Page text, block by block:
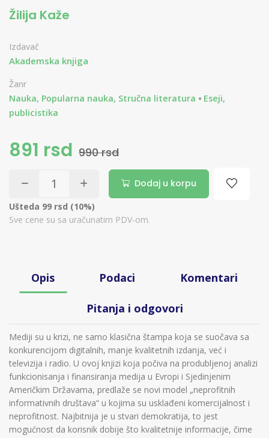
Žilija Kaže
Izdavač
Akademska knjiga
Žanr
Nauka, Popularna nauka, Stručna literatura
Eseji,
publicistika
891 rsd 990 rsd
Dodaj u korpu
Ušteda 99 rsd (10%)
Sve cene su sa uračunatim PDV-om.
Opis Podaci Komentari
Pitanja i odgovori
Mediji su u krizi, ne samo klasična štampa koja se suočava sa
konkurencijom digitalnih, manje kvalitetnih izdanja, već i
televizija i radio. U ovoj knjizi koja počiva na produbljenoj analizi
funkcionisanja i finansiranja medija u Evropi i Sjedinjenim
Američkim Državama, predlaže se novi model „neprofitnih
informativnih društava“ u kojima su usklađeni komercijalnost i
neprofitnost. Najbitnija je u stvari demokratija, to jest
mogućnost da korisnik dobije što kvalitetnije informacije, čime